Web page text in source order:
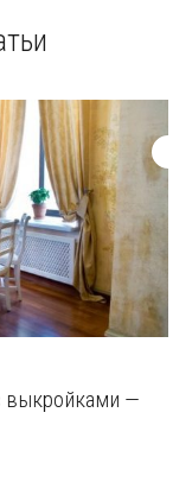
выкройками —